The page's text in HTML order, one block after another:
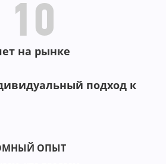
10
на рынке
подход к
ОПЫТ